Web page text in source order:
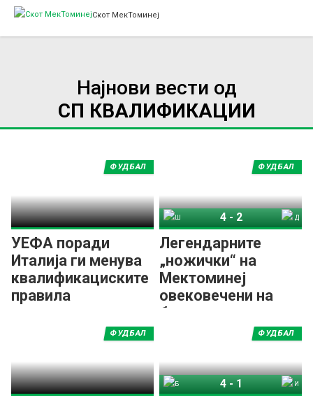
Скот МекТоминеј
Најнови вести од
СП КВАЛИФИКАЦИИ
УЕФА поради
Италија ги менува
квалификациските
правила
ФУДБАЛ
Легендарните
„ножички“ на
Мектоминеј
овековечени на
банкнота од
дваесет фунти!
ФУДБАЛ
4 - 2
ФУДБАЛ ФУДБАЛ
4-1